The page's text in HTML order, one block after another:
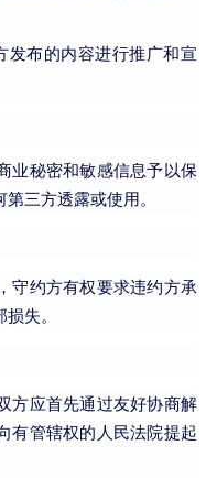
发布的内容进行推广和宣
业秘密和敏感信息予以保
三方透露或使用。
守约方有权要求违约方承
失。
方应首先通过友好协商解
有管辖权的人民法院提起